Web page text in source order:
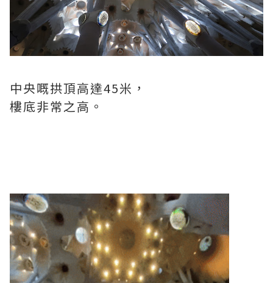
中央嘅拱頂高達45米，
樓底非常之高。